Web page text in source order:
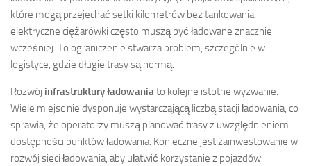
które mogą przejechać setki kilometrów bez tankowania,
elektryczne ciężarówki często muszą być ładowane znacznie
wcześniej. To ograniczenie stwarza problem, szczególnie w
logistyce, gdzie długie trasy są normą.
Rozwój infrastruktury ładowaniato kolejne istotne wyzwanie.
Wiele miejsc nie dysponuje wystarczającą liczbą stacji ładowania, co
sprawia, że operatorzy muszą planować trasy z uwzględnieniem
dostępności punktów ładowania. Konieczne jest zainwestowanie w
rozwój sieci ładowania, aby ułatwić korzystanie z pojazdów